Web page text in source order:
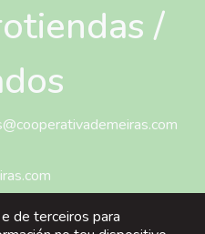
/
de terceiros para